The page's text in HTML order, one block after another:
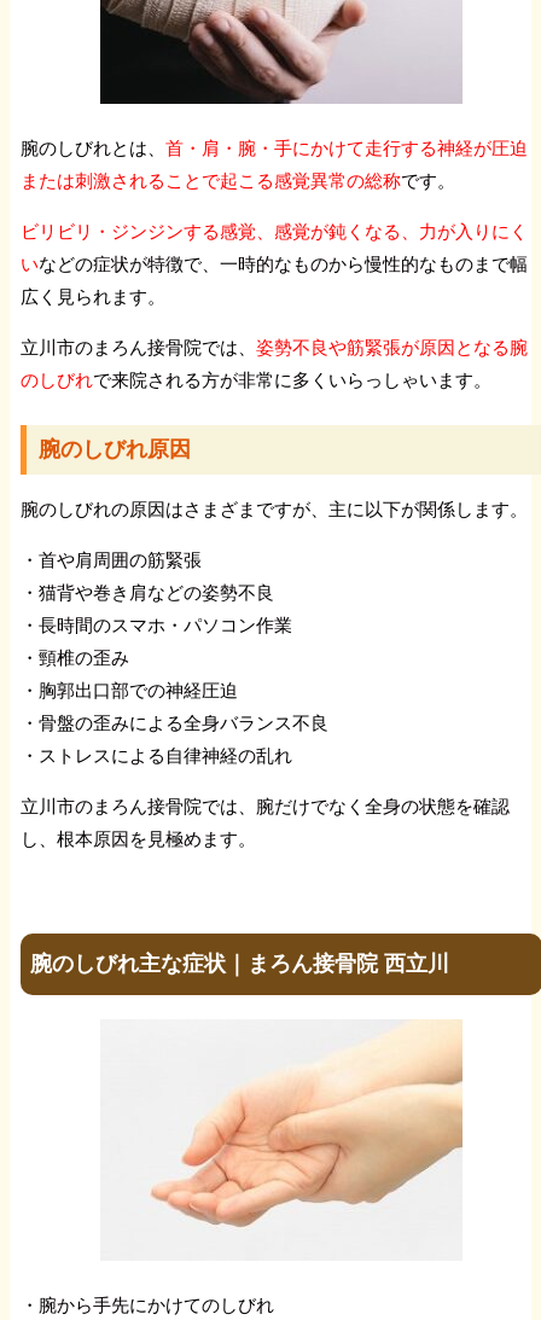
腕のしびれとは、 首・肩・腕・手にかけて走行する神経が圧迫
または刺激されることで起こる感覚異常の総称です。
ビリビリ・ジンジンする感覚、感覚が鈍くなる、力が入りにく
いなどの症状が特徴で、一時的なものから慢性的なものまで幅
広く見られます。
立川市のまろん接骨院では、 姿勢不良や筋緊張が原因となる腕
のしびれで来院される方が非常に多くいらっしゃいます。
腕のしびれ原因
腕のしびれの原因はさまざまですが、主に以下が関係します。
・首や肩周囲の筋緊張
・猫背や巻き肩などの姿勢不良
・長時間のスマホ・パソコン作業
・頸椎の歪み
・胸郭出口部での神経圧迫
・骨盤の歪みによる全身バランス不良
・ストレスによる自律神経の乱れ
立川市のまろん接骨院では、腕だけでなく全身の状態を確認
し、根本原因を見極めます。
腕のしびれ主な症状｜まろん接骨院 西立川
・腕から手先にかけてのしびれ